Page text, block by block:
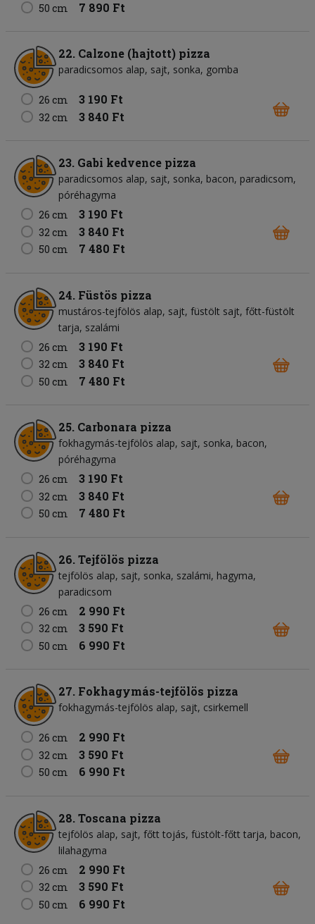
50 cm 7 890 Ft
22. Calzone (hajtott) pizza
paradicsomos alap sajt sonka gomba
26 cm 3 190 Ft
32 cm 3 840 Ft
23. Gabi kedvence pizza
paradicsomos alap sajt sonka bacon paradicsom
póréhagyma
26 cm
3 190 Ft
32 cm 3 840 Ft
50 cm 7 480 Ft
24. Füstös pizza
mustáros-tejfölös alap sajt füstölt sajt főtt-füstölt
tarja szalámi
26 cm
3 190 Ft
32 cm 3 840 Ft
50 cm 7 480 Ft
25. Carbonara pizza
fokhagymás-tejfölös alap sajt sonka bacon
póréhagyma
26 cm
3 190 Ft
32 cm 3 840 Ft
50 cm 7 480 Ft
26. Tejfölös pizza
tejfölös alap sajt sonka szalámi hagyma
paradicsom
26 cm
2 990 Ft
32 cm 3 590 Ft
50 cm 6 990 Ft
27. Fokhagymás-tejfölös pizza
fokhagymás-tejfölös alap sajt csirkemell
26 cm 2 990 Ft
32 cm 3 590 Ft
50 cm 6 990 Ft
28. Toscana pizza
tejfölös alap sajt főtt tojás füstölt-főtt tarja bacon
lilahagyma
26 cm
2 990 Ft
32 cm 3 590 Ft
50 cm 6 990 Ft